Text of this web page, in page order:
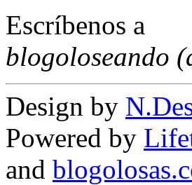
Escríbenos a
blogoloseando
Design by
Powered by
and